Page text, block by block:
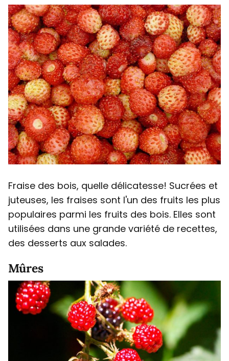
Fraise des bois, quelle délicatesse! Sucrées et
juteuses, les fraises sont l'un des fruits les plus
populaires parmi les fruits des bois. Elles sont
utilisées dans une grande variété de recettes,
des desserts aux salades.
Mûres